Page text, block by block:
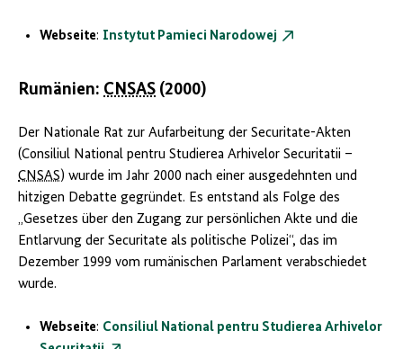
Webseite: Instytut Pamieci Narodowej
Rumänien: CNSAS (2000)
Der Nationale Rat zur Aufarbeitung der Securitate-Akten
(Consiliul National pentru Studierea Arhivelor Securitatii –
CNSAS) wurde im Jahr 2000 nach einer ausgedehnten und
hitzigen Debatte gegründet. Es entstand als Folge des
„Gesetzes über den Zugang zur persönlichen Akte und die
Entlarvung der Securitate als politische Polizei“, das im
Dezember 1999 vom rumänischen Parlament verabschiedet
wurde.
Webseite: Consiliul National pentru Studierea Arhivelor